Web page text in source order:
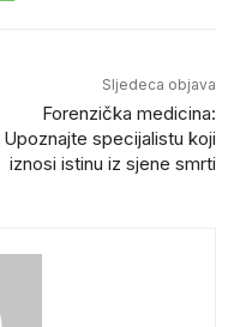
Sljedeca objava
Forenzička medicina:
Upoznajte specijalistu koji
iznosi istinu iz sjene smrti